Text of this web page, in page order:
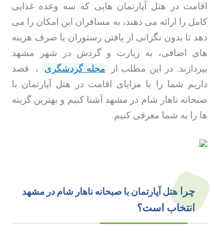
اقامت در هتل آپارتمان هایی که سه وعده غذایی
کامل را ارائه می دهند، به مسافران این امکان را می
دهد تا بدون نگرانی از یافتن رستوران یا صرف هزینه
های اضافی، به زیارت و گردش در شهر مشهد
بپردازند. در این مطلب از مجله گردشگری ،
قصد
داریم شما را با مزایای اقامت در هتل آپارتمان با
صبحانه ناهار شام در مشهد آشنا کنیم و بهترین گزینه
ها را به شما معرفی کنیم.
چرا هتل آپارتمان با صبحانه ناهار شام در مشهد
انتخاب است؟